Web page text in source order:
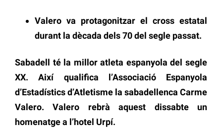
Valero va protagonitzar el cross estatal
durant la dècada dels 70 del segle passat.
Sabadell té la millor atleta espanyola del segle
XX. Així qualifica l’Associació Espanyola
d’Estadístics d’Atletisme la sabadellenca Carme
Valero. Valero rebrà aquest dissabte un
homenatge a l’hotel Urpí.